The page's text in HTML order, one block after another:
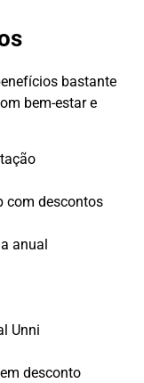
bastante
bem-estar e
com descontos
anual
Unni
desconto